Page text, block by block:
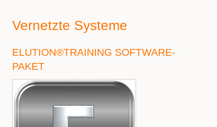
Vernetzte Systeme
ELUTION®TRAINING SOFTWARE-
PAKET